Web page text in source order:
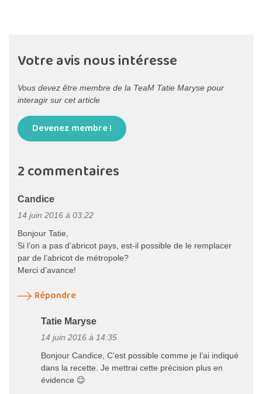
Votre avis nous intéresse
Vous devez être membre de la TeaM Tatie Maryse pour
interagir sur cet article
Devenez membre !
2 commentaires
Candice
14 juin 2016 à 03:22
Bonjour Tatie,
Si l’on a pas d’abricot pays, est-il possible de le remplacer
par de l’abricot de métropole?
Merci d’avance!
Répondre
Tatie Maryse
14 juin 2016 à 14:35
Bonjour Candice, C’est possible comme je l’ai indiqué
dans la recette. Je mettrai cette précision plus en
évidence 😉